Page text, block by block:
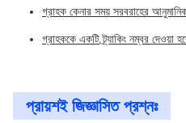
গ্রাহক কেনার সময় সরবরাহের
গ্রাহককে একটি ট্র্যাকিং নম্বর দেওয়া
প্রায়শই জিজ্ঞাসিত প্রশ্নঃ